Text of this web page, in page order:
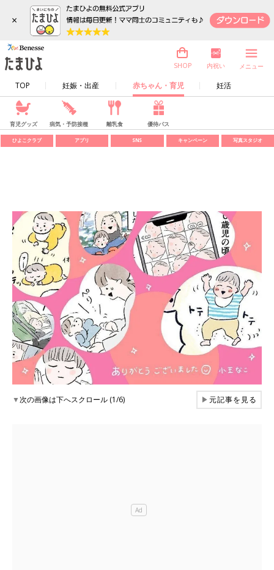
×
TOP 妊娠・出産 赤ちゃん・育児 妊活
SHOP 内祝い メニュー
育児グッズ 病気・予防接種 離乳食 優待パス
ひよこクラブ アプリ SNS キャンペーン 写真スタジオ
▼次の画像は下へスクロール (1/6) ▶元記事を見る